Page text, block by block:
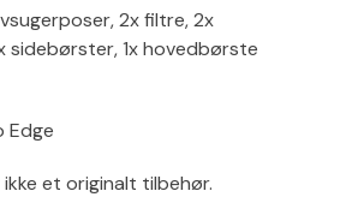
2x filtre, 2x
sidebørster, 1x hovedbørste
Edge
et originalt tilbehør.